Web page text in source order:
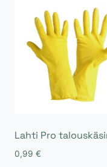
Lahti Pro
0,99 €